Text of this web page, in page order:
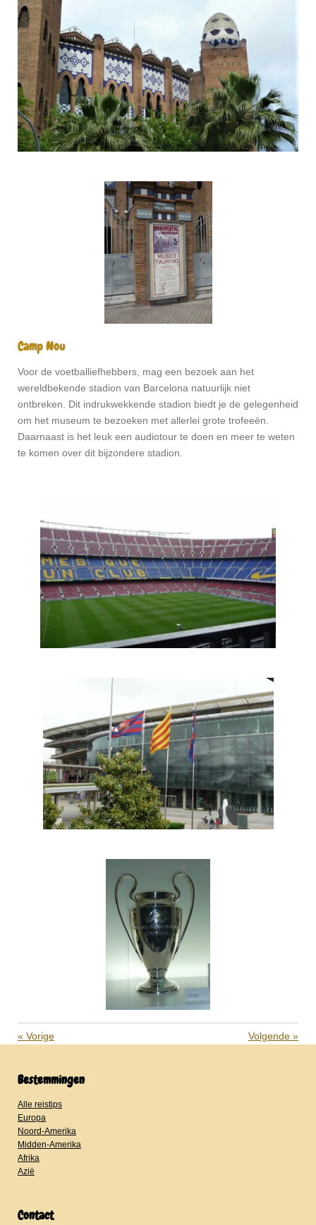
Camp Nou
Voor de voetballiefhebbers, mag een bezoek aan het
wereldbekende stadion van Barcelona natuurlijk niet
ontbreken. Dit indrukwekkende stadion biedt je de gelegenheid
om het museum te bezoeken met allerlei grote trofeeën.
Daarnaast is het leuk een audiotour te doen en meer te weten
te komen over dit bijzondere stadion.
« Vorige Volgende »
Bestemmingen
Alle reistips
Europa
Noord-Amerika
Midden-Amerika
Afrika
Azië
Contact